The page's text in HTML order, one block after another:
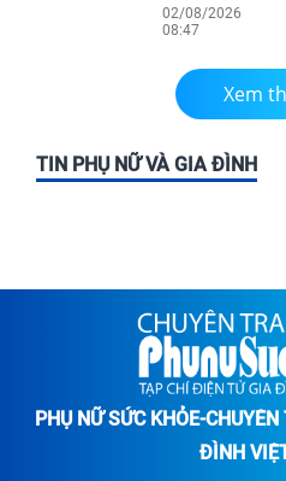
02/08/2026
08:47
Xem
TIN PHỤ NỮ VÀ GIA ĐÌNH
PHỤ NỮ SỨC KHỎE-
ĐÌNH